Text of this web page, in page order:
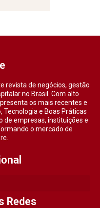
revista de negócios, gestão
no Brasil. Com alto
os mais recentes e
e Boas Práticas
de empresas, instituições e
o mercado de
Redes